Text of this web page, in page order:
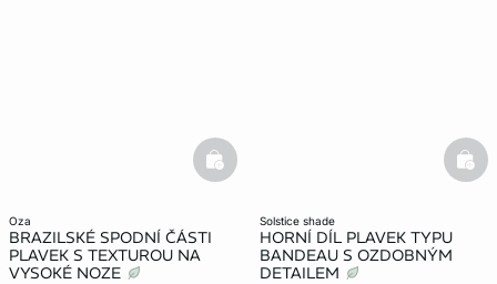
oza
BRAZILSKÉ SPODNÍ ČÁSTI
PLAVEK S TEXTUROU NA
VYSOKÉ NOZE
basketfull
solstice shade
HORNÍ DÍL PLAVEK TYPU
BANDEAU S OZDOBNÝM
DETAILEM